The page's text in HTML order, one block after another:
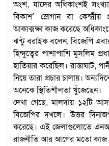
অংশ, যাদের অধিকাংশই
বিকাশ’ স্লোগান বা
আকাক্সক্ষা কাজ করেছে
ঝন্টু বরাইক বলেন, বিজেপি
হিন্দুত্বের পাশাপাশি মুসলিম
হাতিয়ার করেছিল। রাস্তাঘাট,
নিয়ে তারা প্রচার চালায়।
অনেকে স্থিতিশীলতা খুঁজেছেন।
দেখা গেছে, মালদায় ১২টি
বিজেপির দখলে। উত্তর
করেছে। এই জেলাগুলোতে
রাজনীতি আর আগের মতো কাজ